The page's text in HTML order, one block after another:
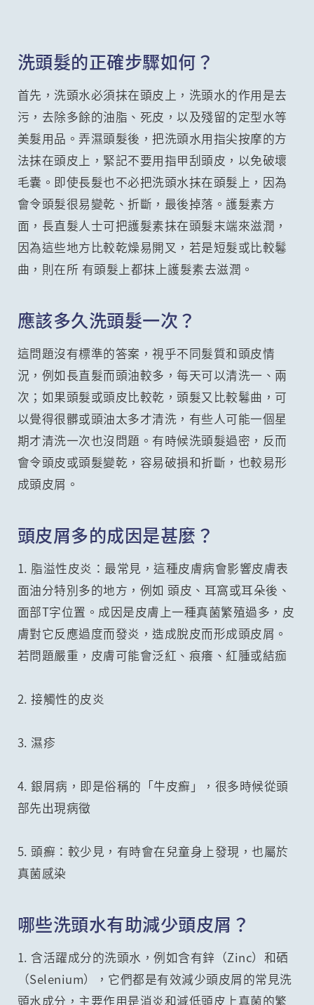
洗頭髮的正確步驟如何？
首先，洗頭水必須抹在頭皮上，洗頭水的作用是去
污，去除多餘的油脂、死皮，以及殘留的定型水等
美髮用品。弄濕頭髮後，把洗頭水用指尖按摩的方
法抹在頭皮上，緊記不要用指甲刮頭皮，以免破壞
毛囊。即使長髮也不必把洗頭水抹在頭髮上，因為
會令頭髮很易變乾、折斷，最後掉落。護髮素方
面，長直髮人士可把護髮素抹在頭髮末端來滋潤，
因為這些地方比較乾燥易開叉，若是短髮或比較鬈
曲，則在所 有頭髮上都抹上護髮素去滋潤。
應該多久洗頭髮一次？
這問題沒有標準的答案，視乎不同髮質和頭皮情
況，例如長直髮而頭油較多，每天可以清洗一、兩
次；如果頭髮或頭皮比較乾，頭髮又比較鬈曲，可
以覺得很髒或頭油太多才清洗，有些人可能一個星
期才清洗一次也沒問題。有時候洗頭髮過密，反而
會令頭皮或頭髮變乾，容易破損和折斷，也較易形
成頭皮屑。
頭皮屑多的成因是甚麼？
1. 脂溢性皮炎：最常見，這種皮膚病會影響皮膚表
面油分特別多的地方，例如 頭皮、耳窩或耳朵後、
面部T字位置。成因是皮膚上一種真菌繁殖過多，皮
膚對它反應過度而發炎，造成脫皮而形成頭皮屑。
若問題嚴重，皮膚可能會泛紅、痕癢、紅腫或結痂
2. 接觸性的皮炎
3. 濕疹
4. 銀屑病，即是俗稱的「牛皮癬」，很多時候從頭
部先出現病徵
5. 頭癬：較少見，有時會在兒童身上發現，也屬於
真菌感染
哪些洗頭水有助減少頭皮屑？
1. 含活躍成分的洗頭水，例如含有鋅（Zinc）和硒
（Selenium），它們都是有效減少頭皮屑的常見洗
頭水成分，主要作用是消炎和減低頭皮上真菌的繁